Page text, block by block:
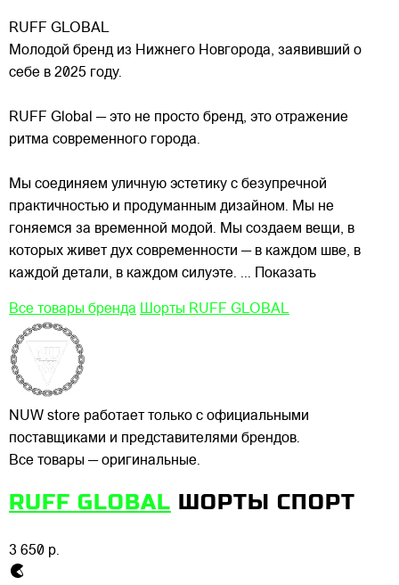
RUFF GLOBAL
Молодой бренд из Нижнего Новгорода, заявивший о
себе в 2025 году.
RUFF Global — это не просто бренд, это отражение
ритма современного города.
Мы соединяем уличную эстетику с безупречной
практичностью и продуманным дизайном. Мы не
гоняемся за временной модой. Мы создаем вещи, в
которых живет дух современности — в каждом шве, в
каждой детали, в каждом силуэте. ... Показать
Все товары бренда Шорты RUFF GLOBAL
NUW store работает только с официальными
поставщиками и представителями брендов.
Все товары — оригинальные.
RUFF GLOBAL ШОРТЫ СПОРТ
3 650 р.